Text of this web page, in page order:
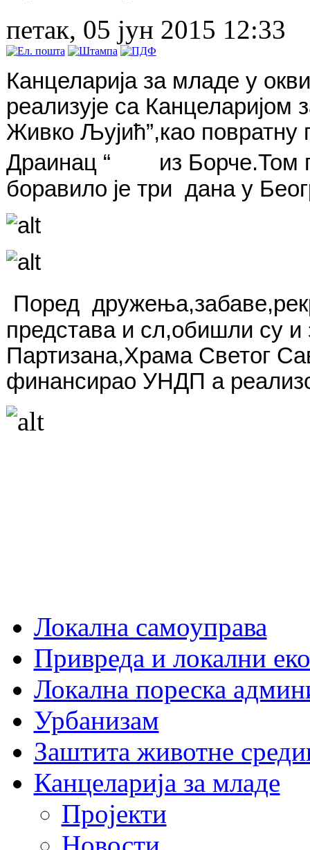
петак, 05 јун 2015 12:33
Канцеларија за младе у
реализује са
Живко Љујић”,као
Драинац “
из Борче.Том
боравило је три дана у
Поред
представа и сл,обишли су и
Партизана,Храма Светог
финансирао УНДП а
Локална самоуправа
Привреда и локални
Локална пореска
Урбанизам
Заштита животне
Канцеларија за младе
Пројекти